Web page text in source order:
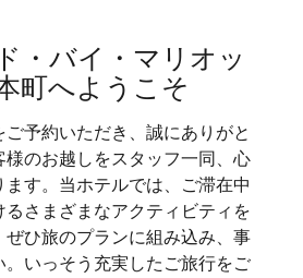
・バイ・マリオッ
町へようこそ
予約いただき、誠にありがと
様のお越しをスタッフ一同、心
ます。当ホテルでは、ご滞在中
さまざまなアクティビティを
ぜひ旅のプランに組み込み、事
いっそう充実したご旅行をご